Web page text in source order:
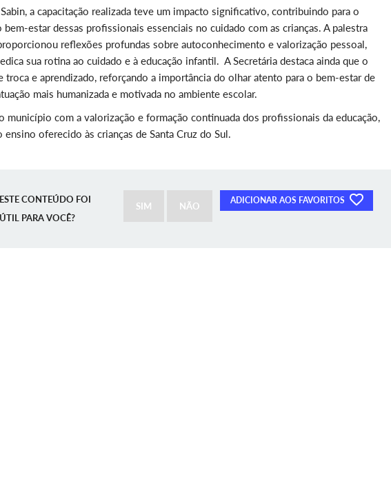
Sabin, a capacitação realizada teve um impacto significativo, contribuindo para o
estar dessas profissionais essenciais no cuidado com as crianças. A palestra
reflexões profundas sobre autoconhecimento e valorização pessoal,
sua rotina ao cuidado e à educação infantil. A Secretária destaca ainda que o
e aprendizado, reforçando a importância do olhar atento para o bem-estar de
mais humanizada e motivada no ambiente escolar.
com a valorização e formação continuada dos profissionais da educação,
oferecido às crianças de Santa Cruz do Sul.
ADICIONAR AOS FAVORITOS
ESTE CONTEÚDO FOI
ÚTIL PARA VOCÊ?
SIM NÃO